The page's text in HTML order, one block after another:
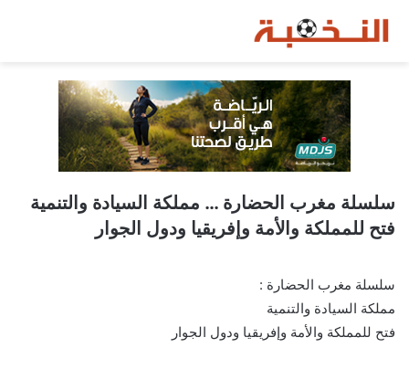
سلسلة مغرب الحضارة … مملكة السيادة والتنمية
فتح للمملكة والأمة وإفريقيا ودول الجوار
سلسلة مغرب الحضارة :
مملكة السيادة والتنمية
فتح للمملكة والأمة وإفريقيا ودول الجوار